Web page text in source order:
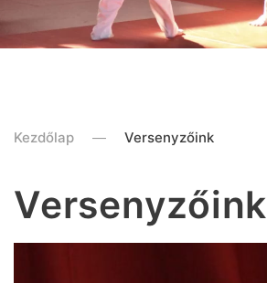
Kezdőlap Versenyzőink
Versenyzőink